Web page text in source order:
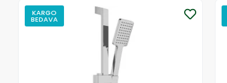
KARGO
BEDAVA